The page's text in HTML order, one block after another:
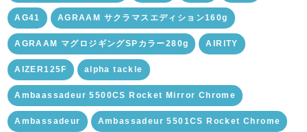
AG41 AGRAAM サクラマスエディション160g
AGRAAM マグロジギングSPカラー280g AIRITY
AIZER125F alpha tackle
Ambaassadeur 5500CS Rocket Mirror Chrome
Ambassadeur Ambassadeur 5501CS Rocket Chrome